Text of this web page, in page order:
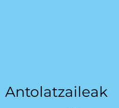
Antolatzaileak